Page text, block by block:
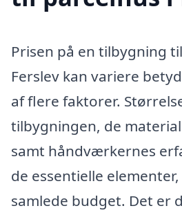
Prisen på en tilbygning
Ferslev kan variere
af flere faktorer.
tilbygningen, de
samt håndværkernes
de essentielle
samlede budget. Det er